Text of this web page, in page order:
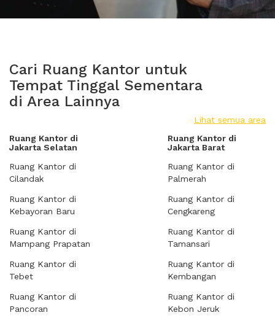
Cari Ruang Kantor untuk
Tempat Tinggal Sementara
di Area Lainnya
Lihat semua area
Ruang Kantor di
Jakarta Selatan
Ruang Kantor di
Cilandak
Ruang Kantor di
Kebayoran Baru
Ruang Kantor di
Mampang Prapatan
Ruang Kantor di
Tebet
Ruang Kantor di
Pancoran
Ruang Kantor di
Jakarta Barat
Ruang Kantor di
Palmerah
Ruang Kantor di
Cengkareng
Ruang Kantor di
Tamansari
Ruang Kantor di
Kembangan
Ruang Kantor di
Kebon Jeruk